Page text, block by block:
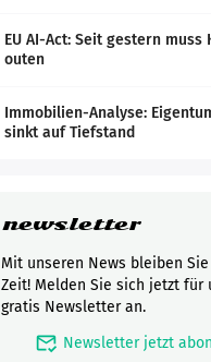
EU AI-Act: Seit gestern muss
outen
Immobilien-Analyse:
sinkt auf Tiefstand
newsletter
Mit unseren News bleiben
Zeit! Melden Sie sich jetzt für
gratis Newsletter an.
mark_email_read Newsletter jetzt